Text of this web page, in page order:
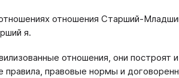
отношения Старший-
я.
отношения, они
правовые нормы и